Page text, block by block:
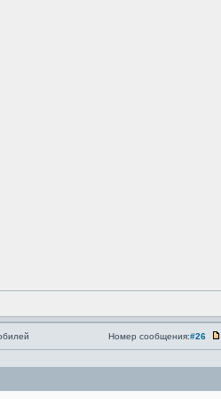
Номер сообщения:#26